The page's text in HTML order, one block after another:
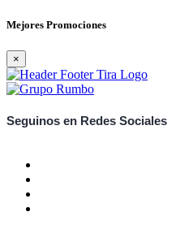
Mejores Promociones
×
Seguinos en Redes Sociales